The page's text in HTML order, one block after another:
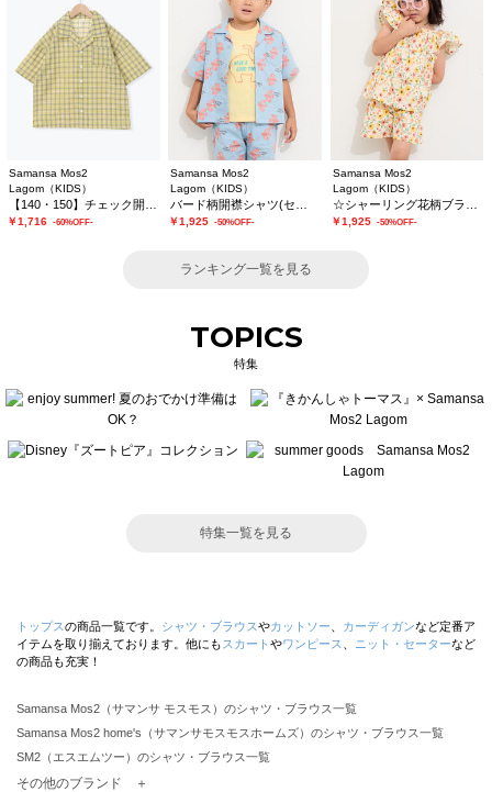
Samansa Mos2
Lagom（KIDS）
￥1,716 -60%OFF-
Samansa Mos2
Lagom（KIDS）
￥1,925 -50%OFF-
Samansa Mos2
Lagom（KIDS）
￥1,925 -50%OFF-
ランキング一覧を見る
TOPICS
特集
特集一覧を見る
トップスの商品一覧です。 シャツ・ブラウスやカットソー カーディガンなど定番ア
イテムを取り揃えております。他にも スカート やワンピース ニット・セーターなど
の商品も充実！
Samansa Mos2（サマンサ モスモス）のシャツ・ブラウス一覧
Samansa Mos2 home's（サマンサモスモスホームズ）のシャツ・ブラウス一覧
SM2（エスエムツー）のシャツ・ブラウス一覧
その他のブランド ＋